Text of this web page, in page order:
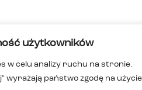
użytkowników
w celu analizy ruchu na stronie.
wyrażają państwo zgodę na użycie
Warszawy
Wersja
Polityka